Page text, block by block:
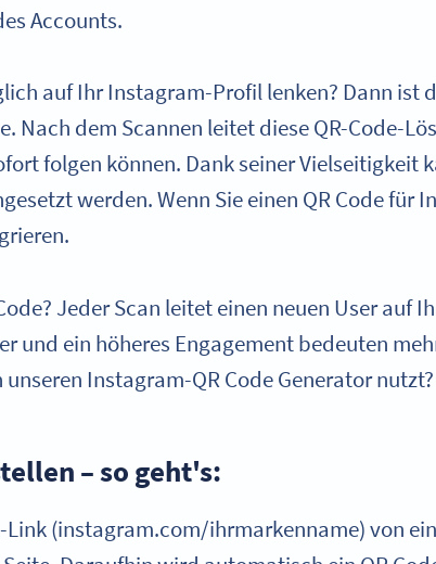
Accounts.
auf Ihr Instagram-Profil lenken? Dann ist
Nach dem Scannen leitet diese QR-Code-
folgen können. Dank seiner Vielseitigkeit
werden. Wenn Sie einen QR Code für
Jeder Scan leitet einen neuen User auf
und ein höheres Engagement bedeuten
Instagram-QR Code Generator
– so geht's:
(instagram.com/ihrmarkenname) von